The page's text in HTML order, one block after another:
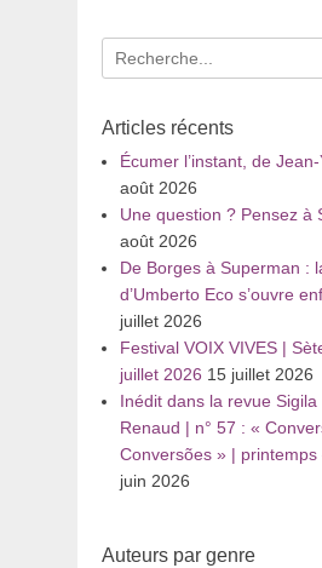
Recherche
pour
Articles récents
Écumer l’instant, de
août 2026
Une question ? Pensez à
août 2026
De Borges à Superman :
d’Umberto Eco s’ouvre
juillet 2026
Festival VOIX VIVES |
juillet 2026 15 juillet 2026
Inédit dans la revue
Renaud | n° 57 : «
Conversões » | printemps
juin 2026
Auteurs par genre